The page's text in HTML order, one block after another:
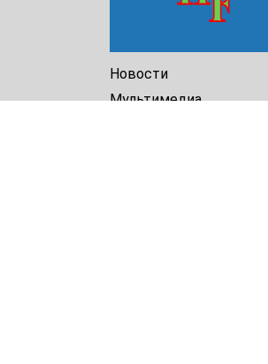
Новости
Мультимедиа